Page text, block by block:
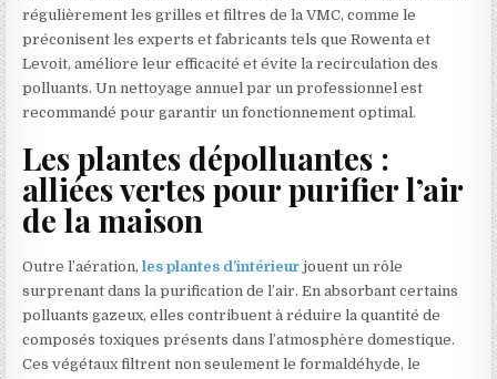
régulièrement les grilles et filtres de la VMC, comme le
préconisent les experts et fabricants tels que Rowenta et
Levoit, améliore leur efficacité et évite la recirculation des
polluants. Un nettoyage annuel par un professionnel est
recommandé pour garantir un fonctionnement optimal.
Les plantes dépolluantes :
alliées vertes pour purifier l’air
de la maison
Outre l’aération,les plantes d’intérieur jouent un rôle
surprenant dans la purification de l’air. En absorbant certains
polluants gazeux, elles contribuent à réduire la quantité de
composés toxiques présents dans l’atmosphère domestique.
Ces végétaux filtrent non seulement le formaldéhyde, le